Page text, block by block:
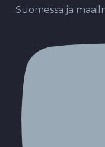
Suomessa ja